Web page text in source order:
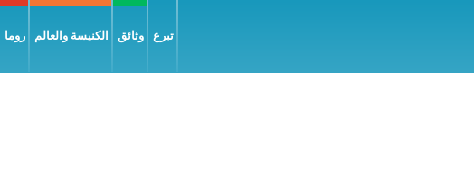
روما الكنيسة والعالم وثائق تبرع